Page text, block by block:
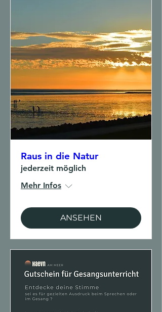
Raus in die Natur
jederzeit möglich
Mehr Infos
ANSEHEN